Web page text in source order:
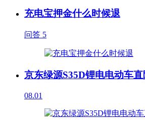
充电宝押金什么时候退
问答 5
京东绿源S35D锂电电动车直
08.01